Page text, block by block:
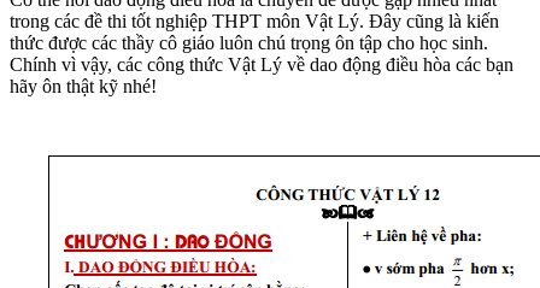
trong các đề thi tốt nghiệp THPT môn Vật Lý. Đây cũng là kiến
thức được các thầy cô giáo luôn chú trọng ôn tập cho học sinh.
Chính vì vậy, các công thức Vật Lý về dao động điều hòa các bạn
hãy ôn thật kỹ nhé!